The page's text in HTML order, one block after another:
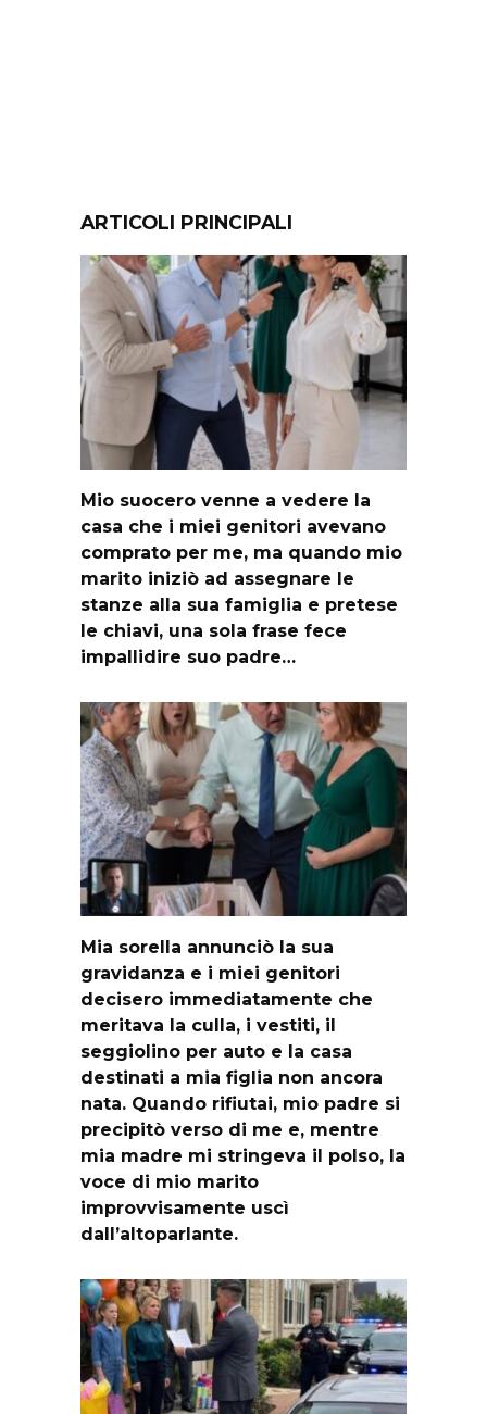
ARTICOLI PRINCIPALI
Mio suocero venne a vedere la
casa che i miei genitori avevano
comprato per me, ma quando mio
marito iniziò ad assegnare le
stanze alla sua famiglia e pretese
le chiavi, una sola frase fece
impallidire suo padre…
Mia sorella annunciò la sua
gravidanza e i miei genitori
decisero immediatamente che
meritava la culla, i vestiti, il
seggiolino per auto e la casa
destinati a mia figlia non ancora
nata. Quando rifiutai, mio padre si
precipitò verso di me e, mentre
mia madre mi stringeva il polso, la
voce di mio marito
improvvisamente uscì
dall’altoparlante.